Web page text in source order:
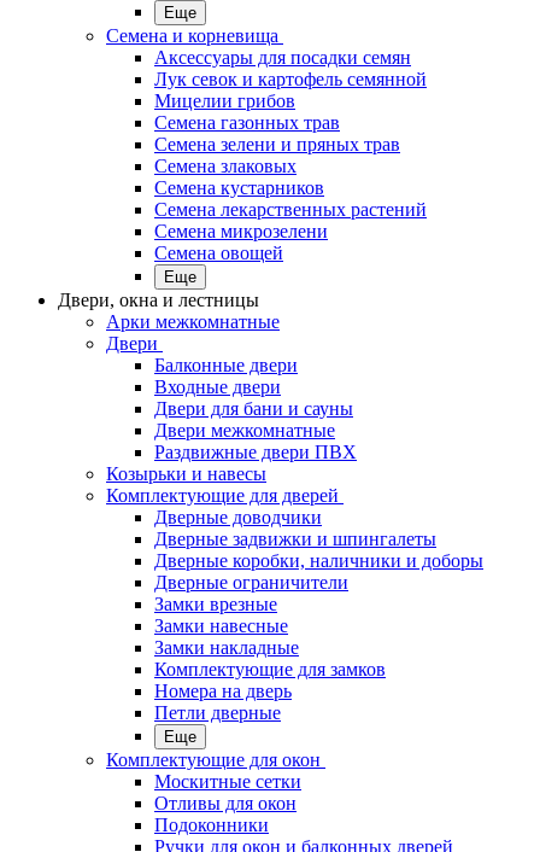
Еще
Семена и корневища
Аксессуары для посадки семян
Лук севок и картофель семянной
Мицелии грибов
Семена газонных трав
Семена зелени и пряных трав
Семена злаковых
Семена кустарников
Семена лекарственных растений
Семена микрозелени
Семена овощей
Еще
Двери, окна и лестницы
Арки межкомнатные
Двери
Балконные двери
Входные двери
Двери для бани и сауны
Двери межкомнатные
Раздвижные двери ПВХ
Козырьки и навесы
Комплектующие для дверей
Дверные доводчики
Дверные задвижки и шпингалеты
Дверные коробки, наличники и доборы
Дверные ограничители
Замки врезные
Замки навесные
Замки накладные
Комплектующие для замков
Номера на дверь
Петли дверные
Еще
Комплектующие для окон
Москитные сетки
Отливы для окон
Подоконники
Ручки для окон и балконных дверей